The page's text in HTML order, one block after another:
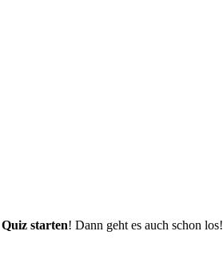
Quiz starten! Dann geht es auch schon los!